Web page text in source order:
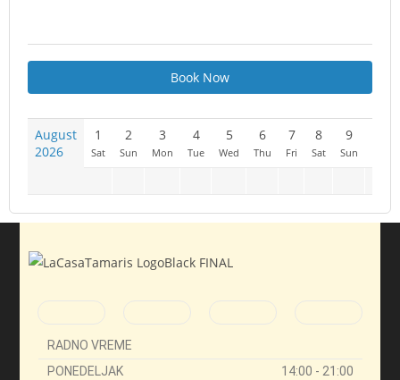
Book Now
August
2026
1
Sat
2
Sun
3
Mon
4
Tue
5
Wed
6
Thu
7
Fri
8
Sat
9
Sun
RADNO VREME
PONEDELJAK
14:00 - 21:00